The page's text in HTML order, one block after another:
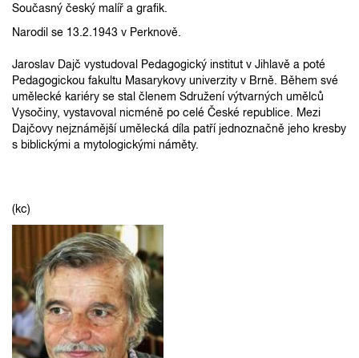
Současný český malíř a grafik.
Narodil se 13.2.1943 v Perknově.
Jaroslav Dajč vystudoval Pedagogický institut v Jihlavě a poté
Pedagogickou fakultu Masarykovy univerzity v Brně. Během své
umělecké kariéry se stal členem Sdružení výtvarných umělců
Vysočiny, vystavoval nicméně po celé České republice. Mezi
Dajčovy nejznámější umělecká díla patří jednoznačně jeho kresby
s biblickými a mytologickými náměty.
(kc)